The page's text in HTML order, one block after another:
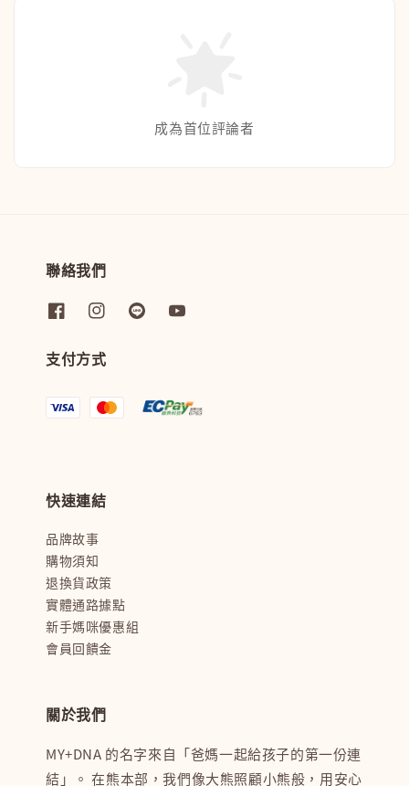
成為首位評論者
聯絡我們
支付方式
快速連結
品牌故事
購物須知
退換貨政策
實體通路據點
新手媽咪優惠組
會員回饋金
關於我們
MY+DNA 的名字來自「爸媽一起給孩子的第一份連
結」。 在熊本部，我們像大熊照顧小熊般，用安心